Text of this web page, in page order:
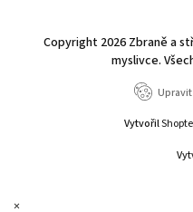
Copyright 2026 Zbraně a
myslivce.
Vytvořil
×